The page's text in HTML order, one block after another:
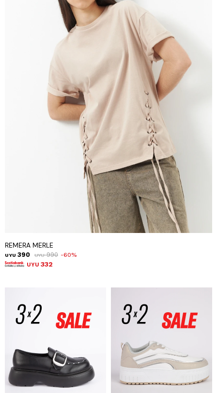
REMERA MERLE
UYU 390 UYU 990 60
UYU 332